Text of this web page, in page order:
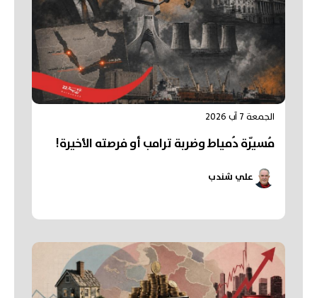
الجمعة 7 آب 2026
مُسيّرة دُمياط وضربة ترامب أو فرصته الأخيرة!
علي شندب